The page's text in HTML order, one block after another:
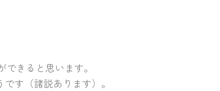
きると思います。
す（諸説あります）。